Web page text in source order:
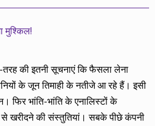
मुश्किल!
की इतनी सूचनाएं कि फैसला लेना
के जून तिमाही के नतीजे आ रहे हैं। इसी
भांति-भांति के एनालिस्टों के
खरीदने की संस्तुतियां। सबके पीछे कंपनी